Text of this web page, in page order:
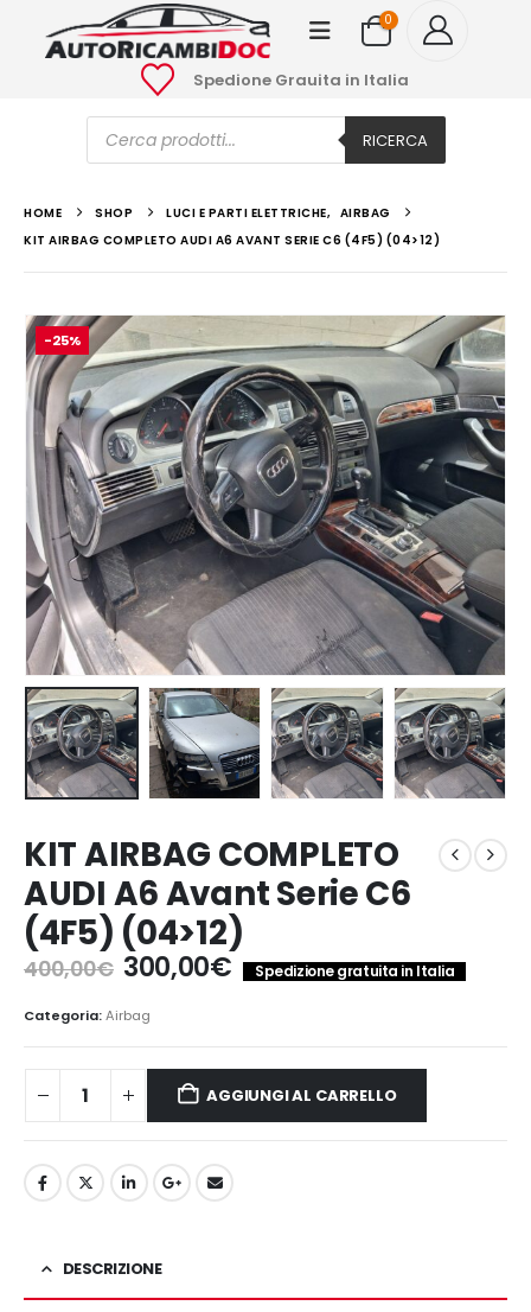
0
Spedione Grauita in Italia
Ricerca
prodotti RICERCA
HOME SHOP LUCI E PARTI ELETTRICHE, AIRBAG
KIT AIRBAG COMPLETO AUDI A6 AVANT SERIE C6 (4F5) (04>12)
-25%
KIT AIRBAG COMPLETO
AUDI A6 Avant Serie C6
(4F5) (04>12)
400,00€ Il
prezzo
originale
era:
400,00€.
300,00€Il
prezzo
è:
300,00€.
Spedizione gratuita in Italia
Categoria:Airbag
AGGIUNGI AL CARRELLO
DESCRIZIONE